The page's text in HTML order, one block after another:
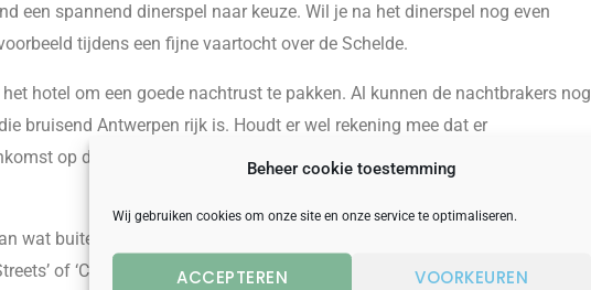
Beheer cookie toestemming
Wij gebruiken cookies om onze site en onze service te optimaliseren.
ACCEPTEREN VOORKEUREN
een spannend dinerspel naar keuze. Wil je na het dinerspel nog even
tijdens een fijne vaartocht over de Schelde.
hotel om een goede nachtrust te pakken. Al kunnen de nachtbrakers nog
bruisend Antwerpen rijk is. Houdt er wel rekening mee dat er
op de planning staat. Die bijeenkomst kan op elke gewenste locatie
wat buitenlucht en wellicht in combinatie met een actief stadsspel. Denk
of ‘City Escape’. En zo’n stadsspel is weer mooi te combineren met een